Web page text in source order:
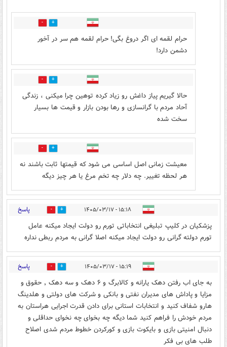
0
حرام لقمه ای اگر دروغ بگی! حرام لقمه هم سر در آخور
دشمن دارد!
0
حالا گیریم پیاز داغش رو زیاد کرده توهین چرا میکنی ، زندگی
آحاد مردم با گرانسازی و رها بودن بازار و قیمت ها بسیار
سخت شده
0
معیشت زمانی اصل اساسی می شود که قیمتها ثابت باشند نه
هر لحظه تغییر. چه دلار چه تخم مرغ یا هر چیز دیگه
۱۵:۱۸ - ۱۴۰۵/۰۳/۱۷ 4 پاسخ
پزشکیان در کلیپ تبلیغی انتخاباتی تورم رو دولت ایجاد میکنه عامل
تورم دولته گرانی رو دولت ایجاد میکنه اصلا گرانی به مردم ربطی نداره
۱۵:۱۹ - ۱۴۰۵/۰۳/۱۷ 5 پاسخ
به جای اب رفتن دهک یارانه و کالابرگ و ۶ دهک و سه دهک ٬ حقوق و
مزایا و پاداش های مدیران نفتی و بانکی و شرکت های دولتی و هلدینگ
هارو شفاف کنید و انتخابات استانی برای دادن قدرت اجرایی هراستان به
مردم خودش را فراهم کنید شما دیگه چه بخوای چه نخوای حداقلی و
دنبال امنیتی بازی و بایکوت بازی و کورکردن خطوط مردم شدی اصلاح
طلب های بی فکر